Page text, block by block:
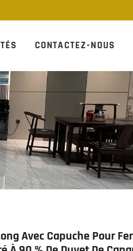
CONTACTEZ-NOUS
Avec Capuche Pour